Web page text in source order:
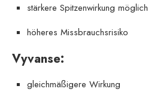
stärkere Spitzenwirkung möglich
höheres Missbrauchsrisiko
Vyvanse:
gleichmäßigere Wirkung